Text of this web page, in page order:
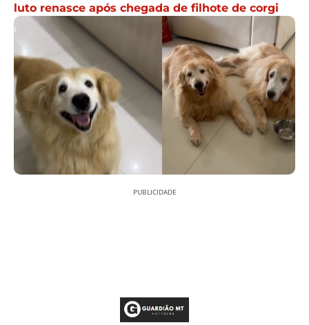
luto renasce após chegada de filhote de corgi
PUBLICIDADE